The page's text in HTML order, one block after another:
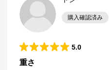
購入確認済み
5.0
重さ